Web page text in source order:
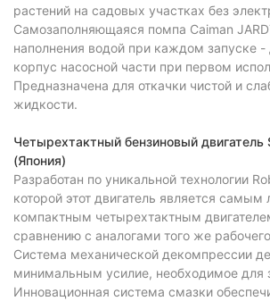
растений на садовых участках без
Самозаполняющаяся помпа Caiman
наполнения водой при каждом запуске -
корпус насосной части при первом
Предназначена для откачки чистой и
жидкости.
Четырехтактный бензиновый двигатель
(Япония)
Разработан по уникальной технологии
которой этот двигатель является самым
компактным четырехтактным
сравнению с аналогами того же
Система механической декомпрессии
минимальным усилие, необходимое для
Инновационная система смазки